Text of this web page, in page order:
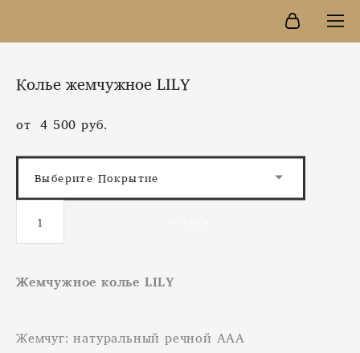
Колье жемчужное LILY
от 4 500 pуб.
Выберите Покрытие
Жемчужное колье LILY
Жемчуг: натуральный речной ААА